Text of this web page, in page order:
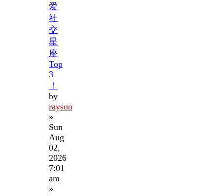
爱
社
交
星
座
Top
3
！
by
rayson
»
Sun
Aug
02,
2026
7:01
am
»